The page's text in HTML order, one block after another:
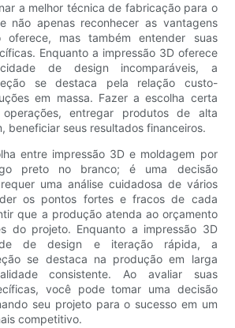
a melhor técnica de fabricação para o
não apenas reconhecer as vantagens
mas também entender suas
Enquanto a impressão 3D oferece
de design incomparáveis, a
se destaca pela relação custo-
em massa. Fazer a escolha certa
entregar produtos de alta
beneficiar seus resultados financeiros.
entre impressão 3D e moldagem por
preto no branco; é uma decisão
uma análise cuidadosa de vários
os pontos fortes e fracos de cada
que a produção atenda ao orçamento
do projeto. Enquanto a impressão 3D
de design e iteração rápida, a
se destaca na produção em larga
consistente. Ao avaliar suas
você pode tomar uma decisão
seu projeto para o sucesso em um
competitivo.